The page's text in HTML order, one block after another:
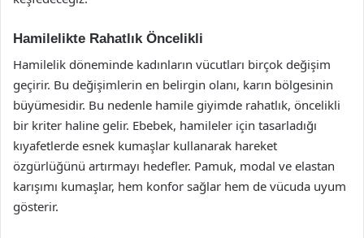
Hamilelikte Rahatlık Öncelikli
Hamilelik döneminde kadınların vücutları birçok değişim
geçirir. Bu değişimlerin en belirgin olanı, karın bölgesinin
büyümesidir. Bu nedenle hamile giyimde rahatlık, öncelikli
bir kriter haline gelir. Ebebek, hamileler için tasarladığı
kıyafetlerde esnek kumaşlar kullanarak hareket
özgürlüğünü artırmayı hedefler. Pamuk, modal ve elastan
karışımı kumaşlar, hem konfor sağlar hem de vücuda uyum
gösterir.